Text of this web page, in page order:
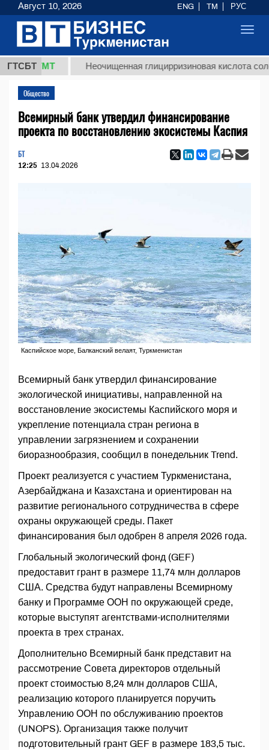
ГТСБТ
ТМТ Неочищенная глицирризиновая кислота
Общество
Всемирный банк утвердил финансирование
проекта по восстановлению экосистемы Каспия
БТ
12:25 13.04.2026
Каспийское море, Балканский велаят, Туркменистан
Всемирный банк утвердил финансирование
экологической инициативы, направленной на
восстановление экосистемы Каспийского моря и
укрепление потенциала стран региона в
управлении загрязнением и сохранении
биоразнообразия, сообщил в понедельник Trend.
Проект реализуется с участием Туркменистана,
Азербайджана и Казахстана и ориентирован на
развитие регионального сотрудничества в сфере
охраны окружающей среды. Пакет
финансирования был одобрен 8 апреля 2026 года.
Глобальный экологический фонд (GEF)
предоставит грант в размере 11,74 млн долларов
США. Средства будут направлены Всемирному
банку и Программе ООН по окружающей среде,
которые выступят агентствами-исполнителями
проекта в трех странах.
Дополнительно Всемирный банк представит на
рассмотрение Совета директоров отдельный
проект стоимостью 8,24 млн долларов США,
реализацию которого планируется поручить
Управлению ООН по обслуживанию проектов
(UNOPS). Организация также получит
подготовительный грант GEF в размере 183,5 тыс.
Август 10, 2026 ENG TM РУС